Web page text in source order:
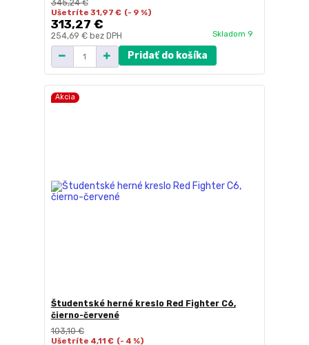
345,24 €
Ušetríte 31,97 € (- 9 %)
313,27 €
254,69 € bez DPH Skladom 9
Pridať do košíka
Akcia
Študentské herné kreslo Red Fighter C6,
čierno-červené
103,10 €
Ušetríte 4,11 € (- 4 %)